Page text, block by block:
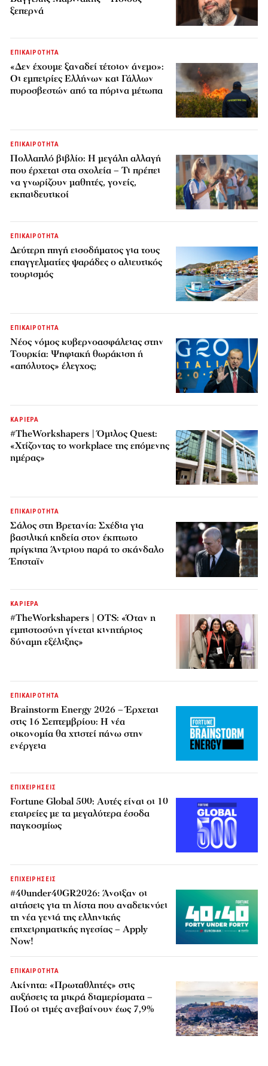
ξεπερνά
ΕΠΙΚΑΙΡΟΤΗΤΑ
«Δεν έχουμε ξαναδεί τέτοιον άνεμο»:
Οι εμπειρίες Ελλήνων και Γάλλων
πυροσβεστών από τα πύρινα μέτωπα
ΕΠΙΚΑΙΡΟΤΗΤΑ
Πολλαπλό βιβλίο: Η μεγάλη αλλαγή
που έρχεται στα σχολεία – Τι πρέπει
να γνωρίζουν μαθητές, γονείς,
εκπαιδευτικοί
ΕΠΙΚΑΙΡΟΤΗΤΑ
Δεύτερη πηγή εισοδήματος για τους
επαγγελματίες ψαράδες ο αλιευτικός
τουρισμός
ΕΠΙΚΑΙΡΟΤΗΤΑ
Νέος νόμος κυβερνοασφάλειας στην
Τουρκία: Ψηφιακή θωράκιση ή
«απόλυτος» έλεγχος;
ΚΑΡΙΕΡΑ
#TheWorkshapers | Όμιλος Quest:
«Χτίζοντας το workplace της επόμενης
ημέρας»
ΕΠΙΚΑΙΡΟΤΗΤΑ
Σάλος στη Βρετανία: Σχέδια για
βασιλική κηδεία στον έκπτωτο
πρίγκιπα Άντριου παρά το σκάνδαλο
Έπσταϊν
ΚΑΡΙΕΡΑ
#TheWorkshapers | OTS: «Όταν η
εμπιστοσύνη γίνεται κινητήριος
δύναμη εξέλιξης»
ΕΠΙΚΑΙΡΟΤΗΤΑ
Brainstorm Energy 2026 – Έρχεται
στις 16 Σεπτεμβρίου: Η νέα
οικονομία θα χτιστεί πάνω στην
ενέργεια
ΕΠΙΧΕΙΡΗΣΕΙΣ
Fortune Global 500: Αυτές είναι οι 10
εταιρείες με τα μεγαλύτερα έσοδα
παγκοσμίως
ΕΠΙΧΕΙΡΗΣΕΙΣ
#40under40GR2026: Άνοιξαν οι
αιτήσεις για τη λίστα που αναδεικνύει
τη νέα γενιά της ελληνικής
επιχειρηματικής ηγεσίας – Apply
Now!
ΕΠΙΚΑΙΡΟΤΗΤΑ
Ακίνητα: «Πρωταθλητές» στις
αυξήσεις τα μικρά διαμερίσματα –
Πού οι τιμές ανεβαίνουν έως 7,9%